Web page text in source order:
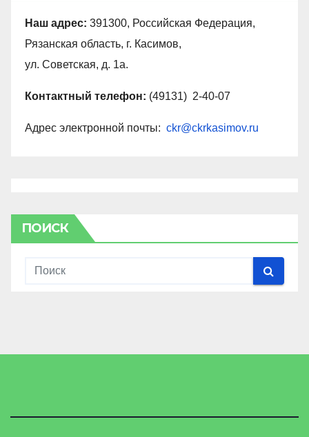
Наш адрес: 391300, Российская Федерация,
Рязанская область, г. Касимов,
ул. Советская, д. 1а.
Контактный телефон: (49131) 2-40-07
Адрес электронной почты: ckr@ckrkasimov.ru
ПОИСК